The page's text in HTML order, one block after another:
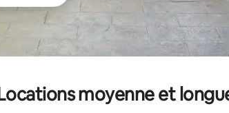
moyenne et